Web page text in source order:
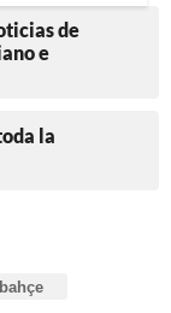
de
e
la